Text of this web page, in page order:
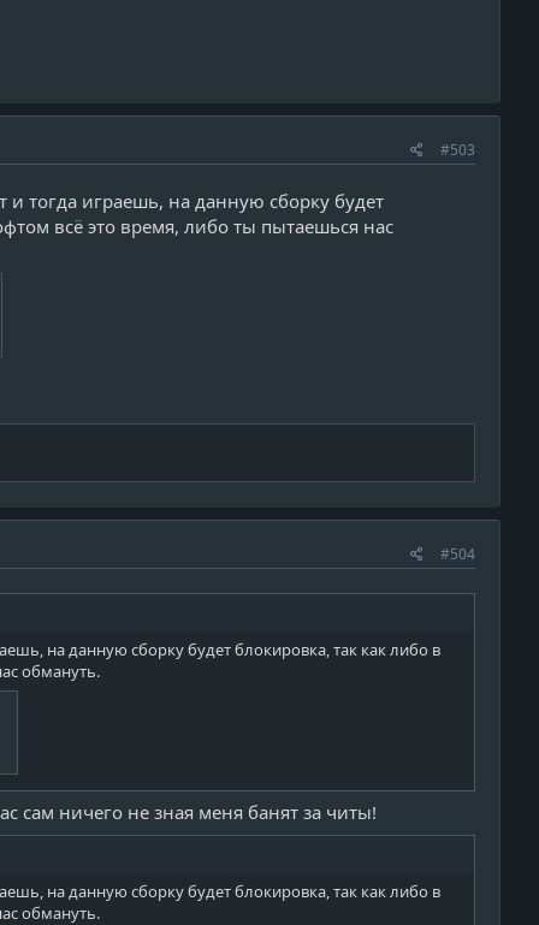
#503
и тогда играешь, на данную сборку будет
всё это время, либо ты пытаешься нас
#504
на данную сборку будет блокировка, так как либо в
обмануть.
сам ничего не зная меня банят за читы!
на данную сборку будет блокировка, так как либо в
обмануть.